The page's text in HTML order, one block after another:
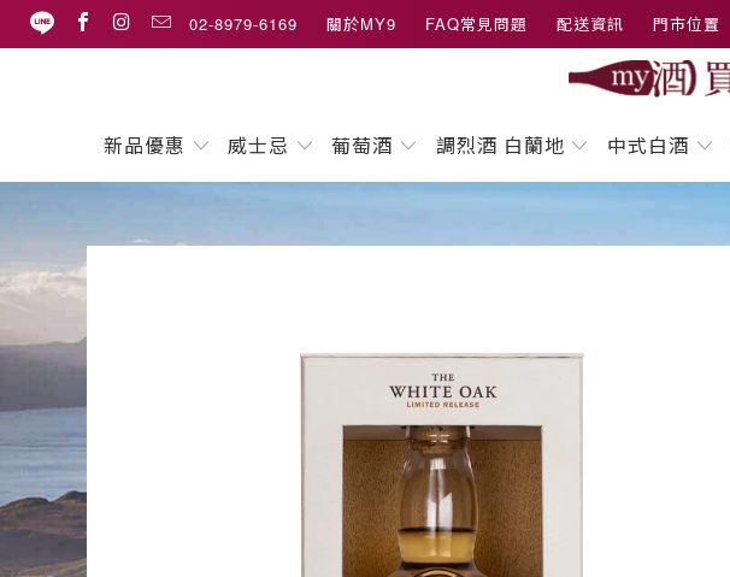
02-8979-6169 關於MY9 FAQ常見問題 配送資訊 門市位置
新品優惠 威士忌 葡萄酒 調烈酒 白蘭地 中式白酒